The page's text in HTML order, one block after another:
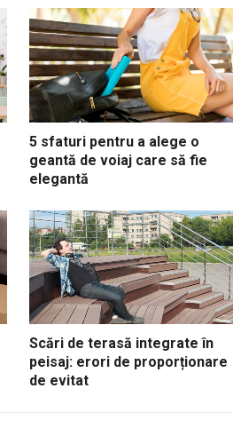
5 sfaturi pentru a alege o
geantă de voiaj care să fie
elegantă
Scări de terasă integrate în
peisaj: erori de proporționare
de evitat